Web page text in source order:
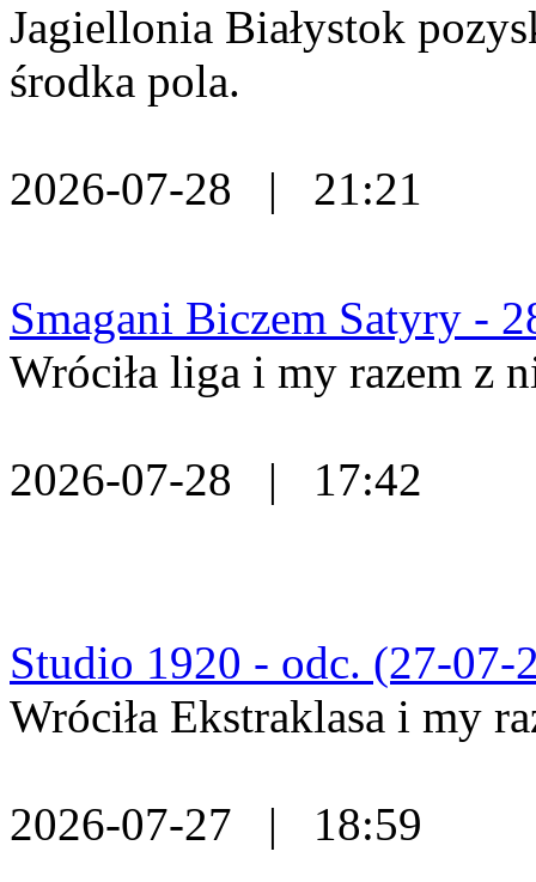
Jagiellonia Białystok
środka pola.
2026-07-28 | 21:21
Smagani Biczem Satyry -
Wróciła liga i my razem z
2026-07-28 | 17:42
Studio 1920 - odc. (27-07-
Wróciła Ekstraklasa i my
2026-07-27 | 18:59